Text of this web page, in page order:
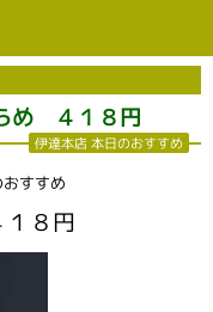
め ４１８円
伊達本店 本日のおすすめ
すすめ
８円